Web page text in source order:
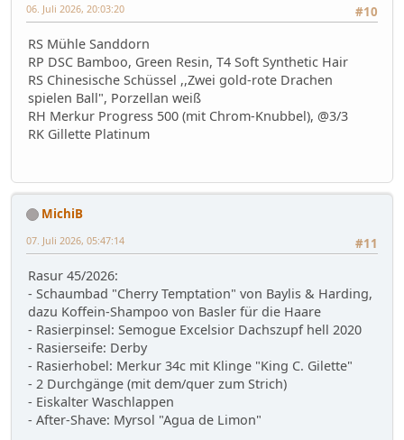
#10
06. Juli 2026, 20:03:20
RS Mühle Sanddorn
RP DSC Bamboo, Green Resin, T4 Soft Synthetic Hair
RS Chinesische Schüssel ,,Zwei gold-rote Drachen
spielen Ball", Porzellan weiß
RH Merkur Progress 500 (mit Chrom-Knubbel), @3/3
RK Gillette Platinum
MichiB
#11
07. Juli 2026, 05:47:14
Rasur 45/2026:
- Schaumbad "Cherry Temptation" von Baylis & Harding,
dazu Koffein-Shampoo von Basler für die Haare
- Rasierpinsel: Semogue Excelsior Dachszupf hell 2020
- Rasierseife: Derby
- Rasierhobel: Merkur 34c mit Klinge "King C. Gilette"
- 2 Durchgänge (mit dem/quer zum Strich)
- Eiskalter Waschlappen
- After-Shave: Myrsol "Agua de Limon"